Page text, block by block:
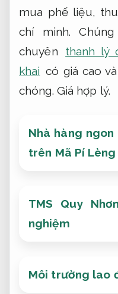
mua phế liệu,
chí minh.
chuyên
thanh lý
khai có giá cao
chóng. Giá hợp lý.
Nhà hàng ngon
trên Mã Pí
TMS Quy
nghiệm
Môi trường lao